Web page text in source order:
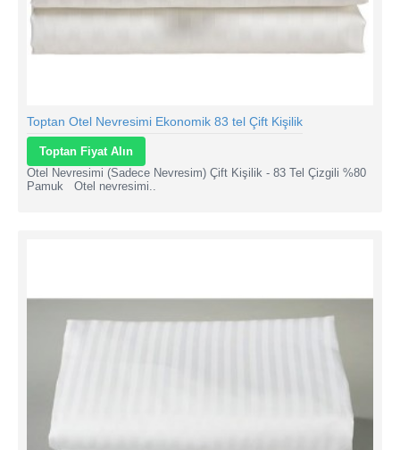
Toptan Otel Nevresimi Ekonomik 83 tel Çift Kişilik
Toptan Fiyat Alın
Otel Nevresimi (Sadece Nevresim) Çift Kişilik - 83 Tel Çizgili %80
Pamuk Otel nevresimi..